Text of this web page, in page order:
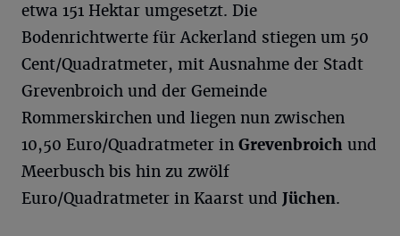
etwa 151 Hektar umgesetzt. Die
Bodenrichtwerte für Ackerland stiegen um 50
Cent/Quadratmeter, mit Ausnahme der Stadt
Grevenbroich und der Gemeinde
Rommerskirchen und liegen nun zwischen
10,50 Euro/Quadratmeter in Grevenbroich und
Meerbusch bis hin zu zwölf
Euro/Quadratmeter in Kaarst und Jüchen.